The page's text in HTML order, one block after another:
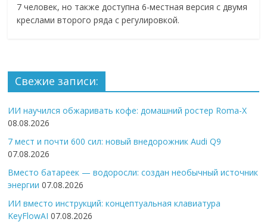
7 человек, но также доступна 6-местная версия с двумя
креслами второго ряда с регулировкой.
Свежие записи:
ИИ научился обжаривать кофе: домашний ростер Roma-X
08.08.2026
7 мест и почти 600 сил: новый внедорожник Audi Q9
07.08.2026
Вместо батареек — водоросли: создан необычный источник
энергии 07.08.2026
ИИ вместо инструкций: концептуальная клавиатура
KeyFlowAI 07.08.2026